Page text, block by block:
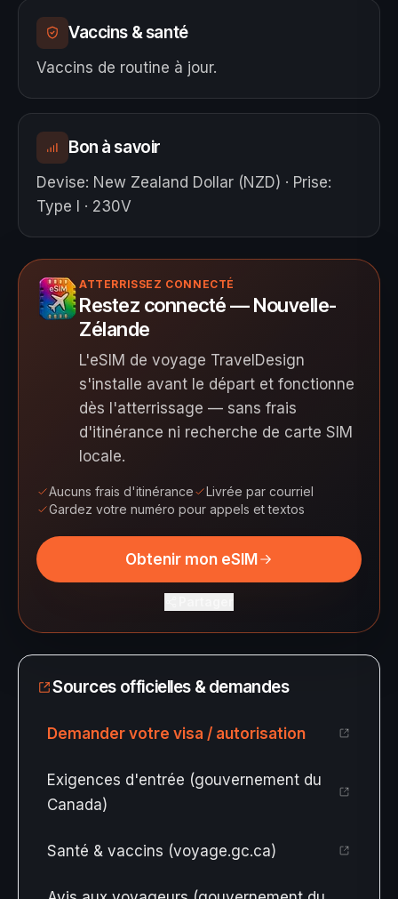
Vaccins & santé
Vaccins de routine à jour.
Bon à savoir
Devise: New Zealand Dollar (NZD) · Prise:
Type I · 230V
ATTERRISSEZ CONNECTÉ
Restez connecté — Nouvelle-
Zélande
L'eSIM de voyage TravelDesign
s'installe avant le départ et fonctionne
dès l'atterrissage — sans frais
d'itinérance ni recherche de carte SIM
locale.
Aucuns frais d'itinérance
Livrée par courriel
Gardez votre numéro pour appels et textos
Obtenir mon eSIM
Sources officielles & demandes
Demander votre visa / autorisation
Exigences d'entrée (gouvernement du
Canada)
Santé & vaccins (voyage.gc.ca)